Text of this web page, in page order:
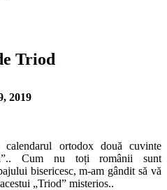
Triod
2019
ortodox două cuvinte
Cum nu toți românii sunt
bisericesc, m-am gândit să vă
„Triod” misterios..